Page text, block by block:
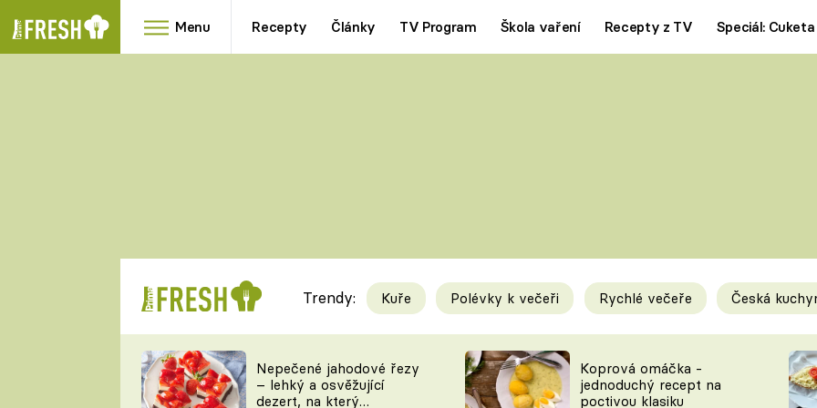
Menu Recepty Články TV Program Škola vaření Recepty z TV Speciál: Cuketa
RYCHLOVKY
Videorecepty
TEĎ VAŘÍ ŠÉF!
Tipy a triky
KAM ZA JÍDLEM
Trendy: Kuře Polévky k večeři Rychlé večeře Česká
Nepečené jahodové řezy
– lehký a osvěžující
dezert, na který
Koprová omáčka -
jednoduchý recept na
poctivou klasiku